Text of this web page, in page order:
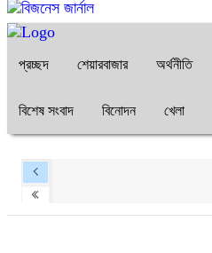
প্রচ্ছদ শেয়ারবাজার অর্থনীতি
বিশেষ সংবাদ বিনোদন খেলা